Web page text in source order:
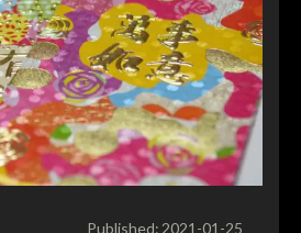
Published:2021-01-25